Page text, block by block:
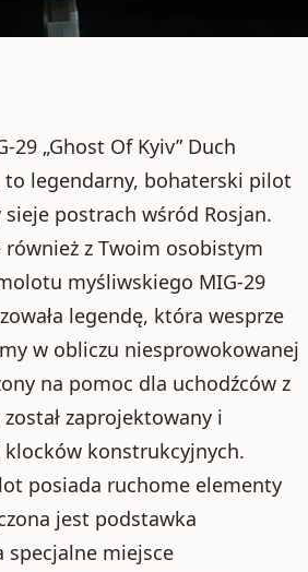
„Ghost Of Kyiv” Duch
to legendarny, bohaterski pilot
postrach wśród Rosjan.
również z Twoim osobistym
myśliwskiego MIG-29
legendę, która wesprze
w obliczu niesprowokowanej
na pomoc dla uchodźców z
zaprojektowany i
klocków konstrukcyjnych.
posiada ruchome elementy
jest podstawka
specjalne miejsce